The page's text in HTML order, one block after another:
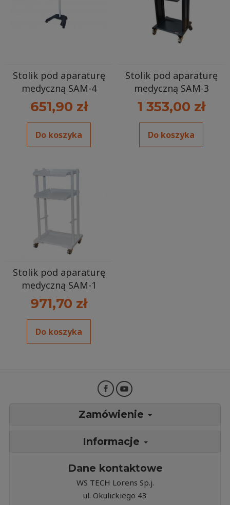
Stolik pod aparaturę
medyczną SAM-4
651,90 zł
Do koszyka
Stolik pod aparaturę
medyczną SAM-3
1 353,00 zł
Do koszyka
Stolik pod aparaturę
medyczną SAM-1
971,70 zł
Do koszyka
Zamówienie
Informacje
Dane kontaktowe
WS TECH Lorens Sp.j.
ul. Okulickiego 43